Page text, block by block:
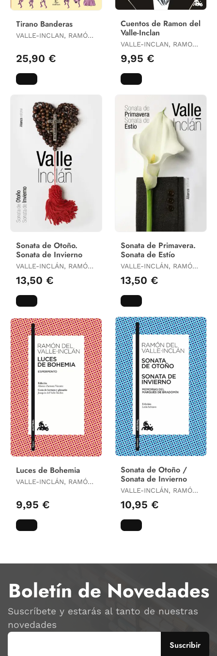
Tirano Banderas
VALLE-INCLAN, RAMÓN
25,90 €
Cuentos de Ramon del
Valle-Inclan
VALLE-INCLAN, RAMON
DEL
9,95 €
Sonata de Otoño.
Sonata de Invierno
VALLE-INCLÁN, RAMÓN
DEL
13,50 €
Sonata de Primavera.
Sonata de Estío
VALLE-INCLÁN, RAMÓN
DEL
13,50 €
Luces de Bohemia
VALLE-INCLÁN, RAMÓN
9,95 €
Sonata de Otoño /
Sonata de Invierno
VALLE-INCLÁN, RAMÓN
10,95 €
Boletín de Novedades
Suscríbete y estarás al tanto de nuestras
novedades